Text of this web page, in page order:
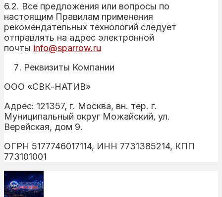
6.2. Все предложения или вопросы по
настоящим Правилам применения
рекомендательных технологий следует
отправлять на адрес электронной
почты info@sparrow.ru
Реквизиты Компании
ООО «СВК-НАТИВ»
Адрес: 121357, г. Москва, вн. тер. г.
Муниципальный округ Можайский, ул.
Верейская, дом 9.
ОГРН 5177746017114, ИНН 7731385214, КПП
773101001